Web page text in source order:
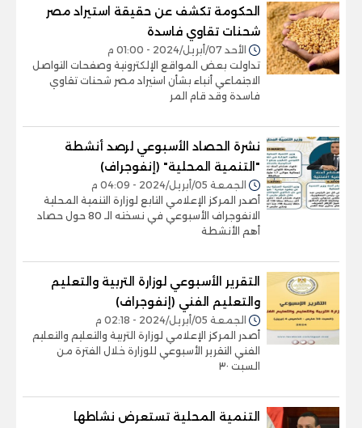
الحكومة تكشف عن حقيقة استيراد مصر
شحنات تقاوي فاسدة
الأحد 07/أبريل/2024 - 01:00 م
تداولت بعض المواقع الإلكترونية وصفحات التواصل
الاجتماعي أنباء بشأن استيراد مصر شحنات تقاوي
فاسدة وقد قام المر
نشرة الحصاد الأسبوعي لرصد أنشطة
"التنمية المحلية" (إنفوجراف)
الجمعة 05/أبريل/2024 - 04:09 م
أصدر المركز الإعلامي التابع لوزارة التنمية المحلية
الانفوجراف الأسبوعي في نسخته الـ 80 حول حصاد
أهم الأنشطة
التقرير الأسبوعي لوزارة التربية والتعليم
والتعليم الفني (إنفوجراف)
الجمعة 05/أبريل/2024 - 02:18 م
أصدر المركز الإعلامي لوزارة التربية والتعليم والتعليم
الفني التقرير الأسبوعي للوزارة خلال الفترة من
السبت ٣٠
التنمية المحلية تستعرض نشاطها